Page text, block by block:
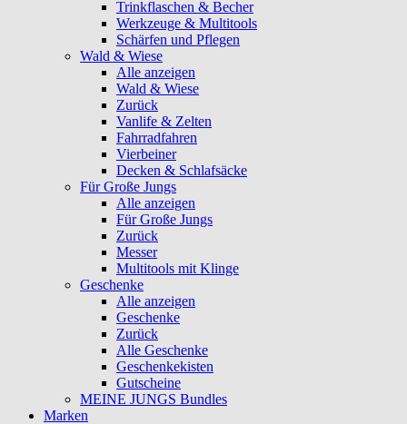
Trinkflaschen & Becher
Werkzeuge & Multitools
Schärfen und Pflegen
Wald & Wiese
Alle anzeigen
Wald & Wiese
Zurück
Vanlife & Zelten
Fahrradfahren
Vierbeiner
Decken & Schlafsäcke
Für Große Jungs
Alle anzeigen
Für Große Jungs
Zurück
Messer
Multitools mit Klinge
Geschenke
Alle anzeigen
Geschenke
Zurück
Alle Geschenke
Geschenkekisten
Gutscheine
MEINE JUNGS Bundles
Marken